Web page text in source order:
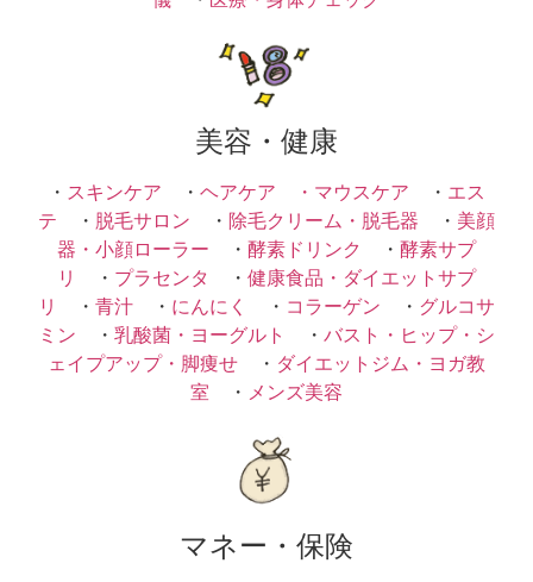
美容・健康
・ スキンケア ・ ヘアケア ・ マウスケア ・ エス
テ ・ 脱毛サロン ・ 除毛クリーム・脱毛器 ・ 美顔
器・小顔ローラー ・ 酵素ドリンク ・ 酵素サプ
リ
・ プラセンタ ・ 健康食品・ダイエットサプ
リ
・ 青汁 ・ にんにく ・ コラーゲン ・ グルコサ
ミン ・ 乳酸菌・ヨーグルト ・ バスト・ヒップ・シ
ェイプアップ・脚痩せ ・ ダイエットジム・ヨガ教
室 ・ メンズ美容
マネー・保険